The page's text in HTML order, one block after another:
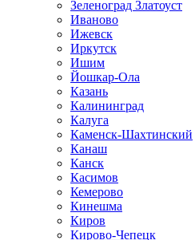
Зеленоград Златоуст
Иваново
Ижевск
Иркутск
Ишим
Йошкар-Ола
Казань
Калининград
Калуга
Каменск-Шахтинский
Канаш
Канск
Касимов
Кемерово
Кинешма
Киров
Кирово-Чепецк